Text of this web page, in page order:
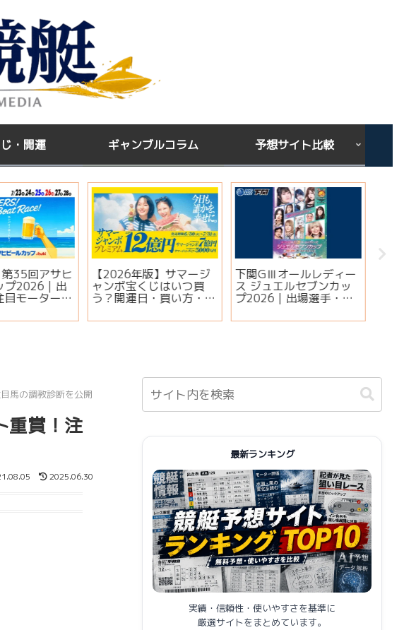
・開運 ギャンブルコラム 予想サイト比較
】サマージ
じはいつ買
・買い方・連
下関GⅢオールレディー
ス ジュエルセブンカッ
プ2026｜出場選手・注
報まとめ
宝くじを買う時間は関係
ある？朝・昼・夜で当た
りやすい時間帯と金運ジ
馬の調教診断を公開
重賞！注
2025.06.30
最新ランキング
実績・信頼性・使いやすさを基準に
厳選サイトをまとめています。